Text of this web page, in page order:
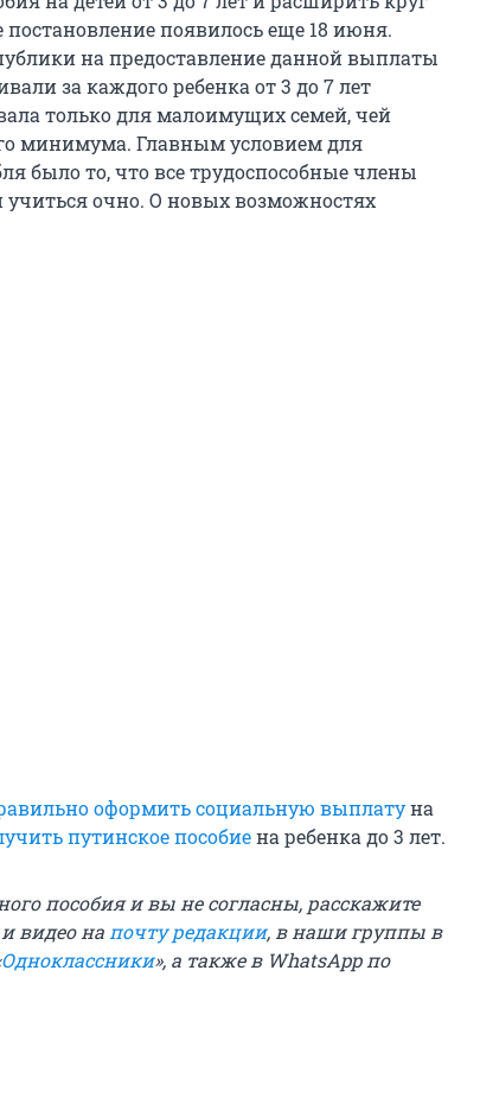
постановление появилось еще 18 июня.
на предоставление данной выплаты
за каждого ребенка от 3 до 7 лет
только для малоимущих семей, чей
минимума. Главным условием для
было то, что все трудоспособные члены
очно. О новых возможностях
оформить социальную выплатуна
путинское пособиена ребенка до 3 лет.
пособия и вы не согласны, расскажите
видео на почту редакции, в наши группы в
Одноклассники», а также в WhatsApp по